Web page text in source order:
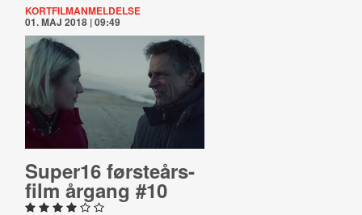
KORTFILMANMELDELSE
01. MAJ 2018 | 09:49
Super16 første­års­
film årgang #10